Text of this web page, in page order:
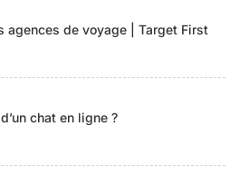
agences de voyage | Target First
chat en ligne ?